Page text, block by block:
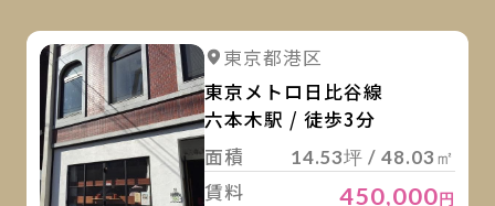
詳細を見る
東京都港区
東京メトロ日比谷線
六本木駅 / 徒歩3分
面積
14.53坪 / 48.03㎡
賃料 450,000円